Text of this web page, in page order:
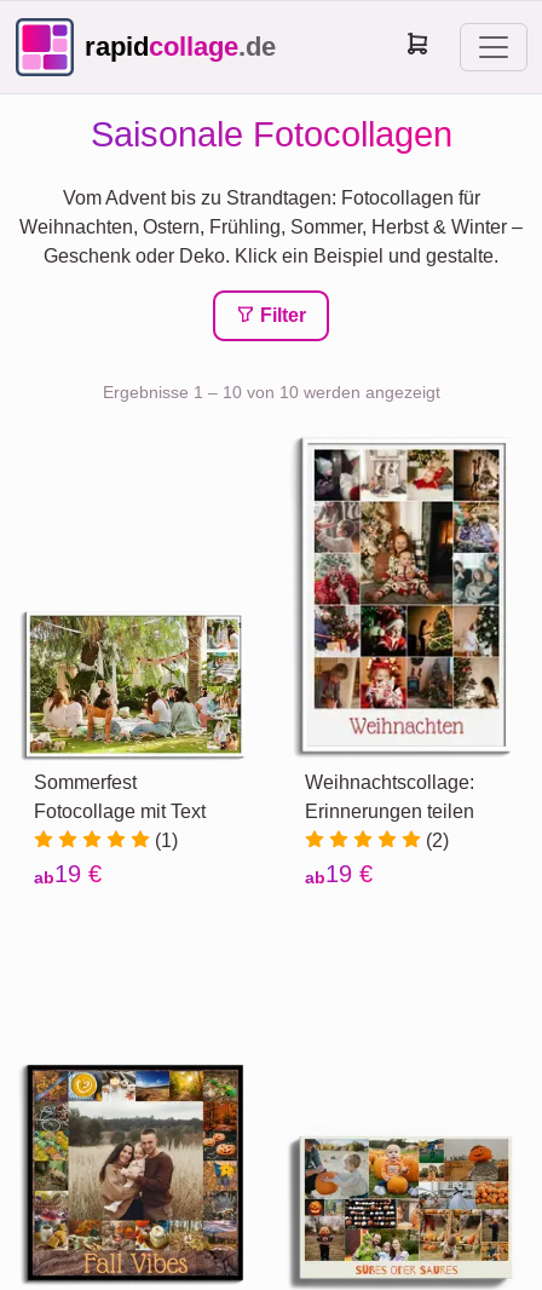
rapidcollage.de
Saisonale Fotocollagen
Vom Advent bis zu Strandtagen: Fotocollagen für
Weihnachten, Ostern, Frühling, Sommer, Herbst & Winter –
Geschenk oder Deko. Klick ein Beispiel und gestalte.
Filter
Ergebnisse 1 – 10 von 10 werden angezeigt
Sommerfest
Fotocollage mit Text
(1)
ab19 €
Weihnachtscollage:
Erinnerungen teilen
(2)
ab19 €